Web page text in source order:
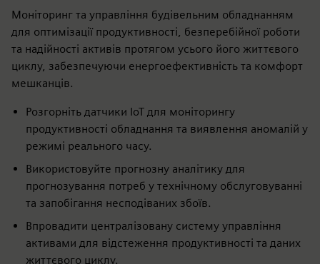
Моніторинг та управління будівельним обладнанням
для оптимізації продуктивності, безперебійної роботи
та надійності активів протягом усього його життєвого
циклу, забезпечуючи енергоефективність та комфорт
мешканців.
Розгорніть датчики IoT для моніторингу
продуктивності обладнання та виявлення аномалій у
режимі реального часу.
Використовуйте прогнозну аналітику для
прогнозування потреб у технічному обслуговуванні
та запобігання несподіваних збоїв.
Впровадити централізовану систему управління
активами для відстеження продуктивності та даних
життєвого циклу.